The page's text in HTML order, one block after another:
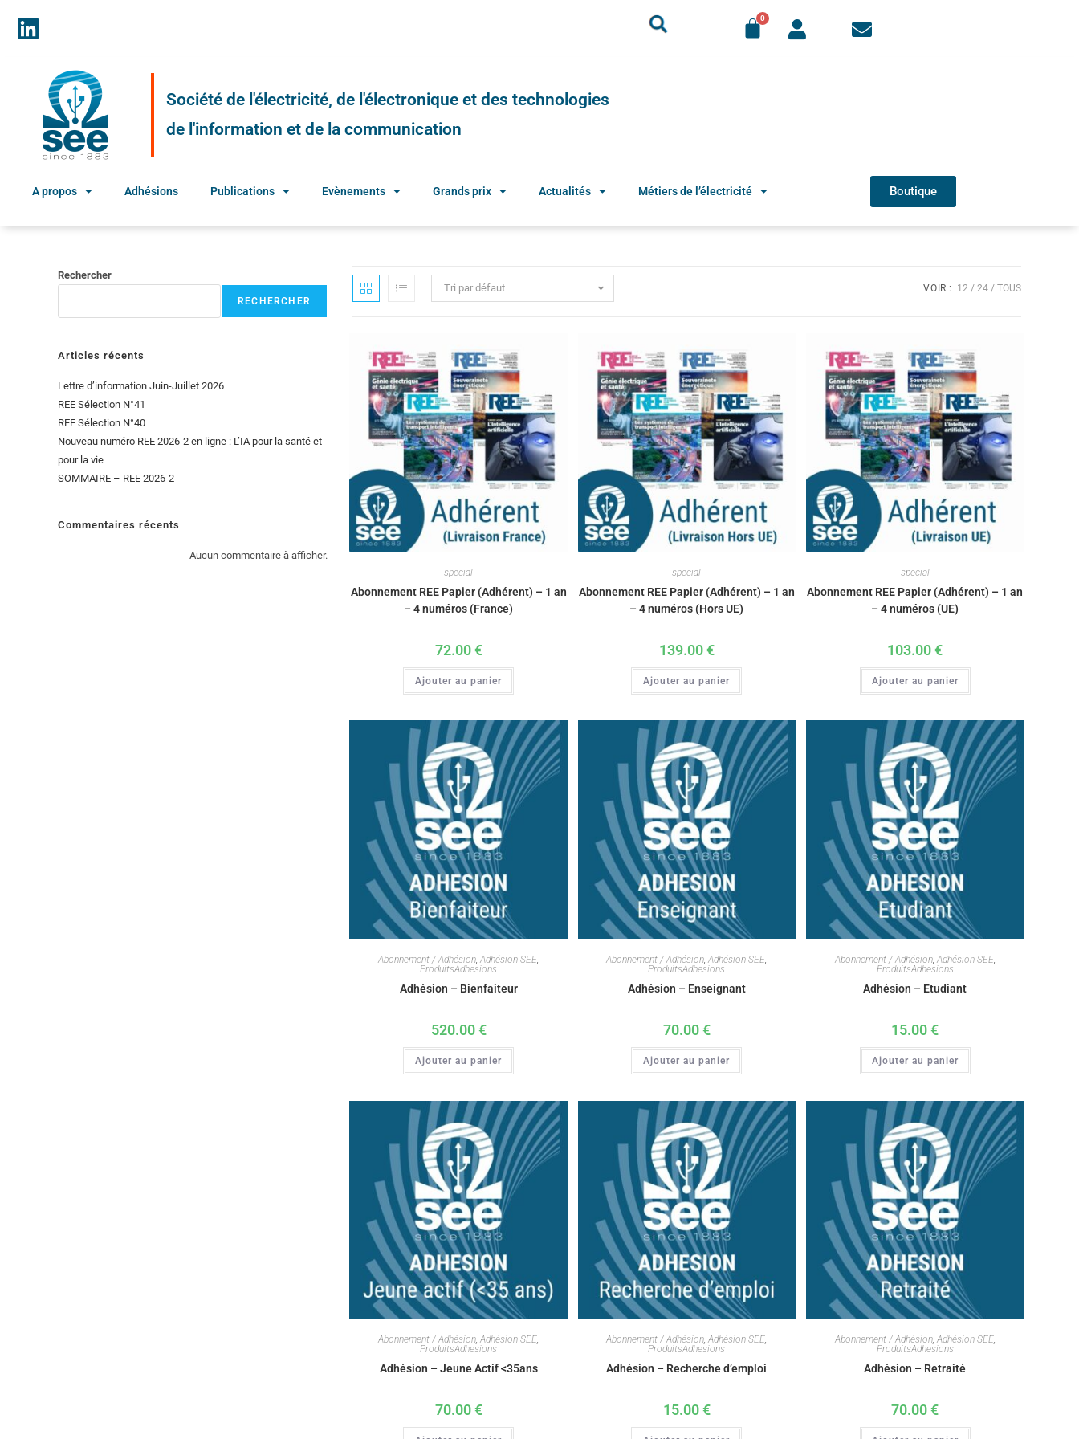
Société de l'électricité, de l'électronique et des technologies
de l'information et de la communication
A propos Adhésions Publications Evènements Grands prix Actualités Métiers de l’électricité Boutique
Tri par défaut VOIR : 12 24 TOUS
special
Abonnement REE Papier (Adhérent) – 1 an
– 4 numéros (France)
72.00€
Ajouter au panier
special
Abonnement REE Papier (Adhérent) – 1 an
– 4 numéros (Hors UE)
139.00€
Ajouter au panier
special
Abonnement REE Papier (Adhérent) – 1 an
– 4 numéros (UE)
103.00€
Ajouter au panier
Abonnement / Adhésion,Adhésion SEE,
ProduitsAdhesions
Adhésion – Bienfaiteur
520.00€
Ajouter au panier
Abonnement / Adhésion,Adhésion SEE,
ProduitsAdhesions
Adhésion – Enseignant
70.00€
Ajouter au panier
Abonnement / Adhésion, Adhésion SEE,
ProduitsAdhesions
Adhésion – Etudiant
15.00€
Ajouter au panier
Abonnement / Adhésion,Adhésion SEE,
ProduitsAdhesions
Adhésion – Jeune Actif <35ans
70.00€
Abonnement / Adhésion,Adhésion SEE,
ProduitsAdhesions
Adhésion – Recherche d’emploi
15.00€
Abonnement / Adhésion, Adhésion SEE,
ProduitsAdhesions
Adhésion – Retraité
70.00€
Rechercher
RECHERCHER
Articles récents
Lettre d’information Juin-Juillet 2026
REE Sélection N°41
REE Sélection N°40
Nouveau numéro REE 2026-2 en ligne : L’IA pour la santé et
pour la vie
SOMMAIRE – REE 2026-2
Commentaires récents
Aucun commentaire à afficher.